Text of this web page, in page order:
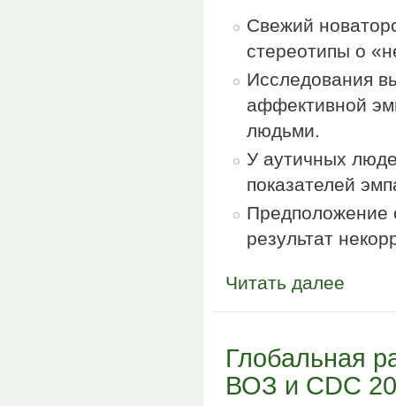
Свежий
стереотипы о
Исследования
аффективной
людьми.
У аутичных
показателей
Предположение
результат
Читать далее
Глобальная
ВОЗ и CDC